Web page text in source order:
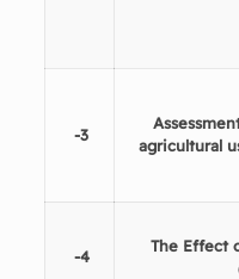
agricultural
3-
The Effect
4-